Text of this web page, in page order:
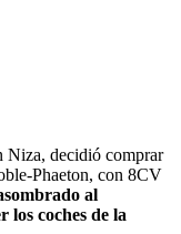
Niza, decidió comprar
Phaeton, con 8CV
al
los coches de la